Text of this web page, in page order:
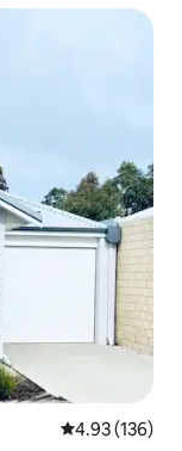
Calificación
4.93 (136)